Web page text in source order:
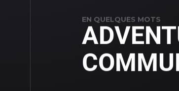
EN QUELQUES MOTS